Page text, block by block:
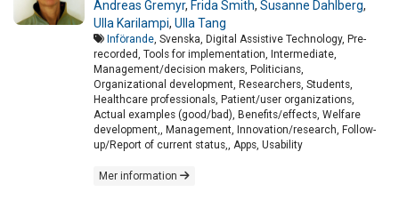
Andreas Gremyr, Frida Smith, Susanne Dahlberg,
Ulla Karilampi, Ulla Tang
Införande, Svenska, Digital Assistive Technology, Pre-
recorded, Tools for implementation, Intermediate,
Management/decision makers, Politicians,
Organizational development, Researchers, Students,
Healthcare professionals, Patient/user organizations,
Actual examples (good/bad), Benefits/effects, Welfare
development,, Management, Innovation/research, Follow-
up/Report of current status,, Apps, Usability
Mer information